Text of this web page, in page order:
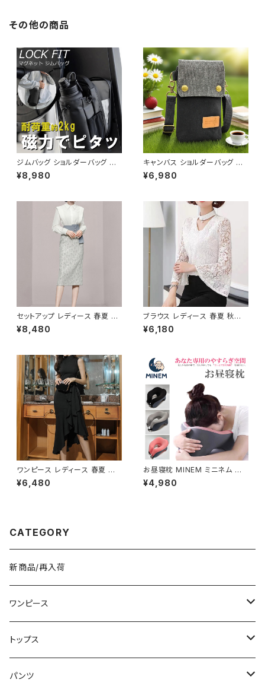
ン バック トラベル 旅行バック か
ばん ママバッグ 大容量 大きめ
A4 B4 カーキ ブラック カレッジ
コーデ カジュアル デイリー デ
ート お出かけ K-B0124
その他の商品
ジムバッグ ショルダーバッグ ボ
ディバッグ マグネット メンズ レ
ディース バッグ ボトルホルダー
トネス 韓国 ファッション オフィ
スカジュアル サッカー バスケ 野
球 運動 散歩 学生 部活 お洒落
磁気 撥水 防水 通勤 通学 男女
兼用 春 夏 秋 冬 春夏 秋冬 大
人 子供 K-B0179
¥8,980
キャンバス ショルダーバッグ ス
マホポーチ ミニバッグ レディー
ス メンズ 斜めがけ カジュアル
め バッグ おしゃれ K-B0232
¥6,980
セットアップ レディース 春夏 秋
冬 春 夏 秋 冬 ブラウス タイトス
カート セット ドレス 長袖 ストラ
ウスシャツ シャツ ミモレ丈スカ
ート ひざ丈スカート ワンピース
風 デート きれいめ 韓国 ファッ
ション ブラック OL オフィスカジ
ュアル 結婚式 パーティー お呼
ばれ 10代 20代 30代 40代 C
-WAW1038
¥8,480
ブラウス レディース 春夏 秋冬
春 夏 秋 冬 白 シャツ トップス
フレアスリーブ チョーカー風 ラ
ホワイト ベージュ ダークグリー
ン コーヒー 韓国 ゆったり シー
スルー チョーカーネック ブラウ
スシャツ 体型カバー 二の腕カバ
ー シンプル シャツブラウス オフ
ィス カジュアル OL 上品 大人 1
0代 20代 30代 40代 C-TSS
0052
¥6,180
ワンピース レディース 春夏 秋
冬 春 夏 秋 冬 黒 ドレス マーメ
イドワンピース ドレスワンピー
ー 10代 20代 30代 40代 C-D
¥6,480
お昼寝枕 MINEM ミニネム 仮
眠枕 うつぶせ枕 ネックピロー
洗える 軽量 通気性 机 デスク
¥4,980
CATEGORY
新商品/再入荷
ワンピース
ミニ/ショート
ミディアム/ミモレ
トップス
Tシャツ/カットソー
パンツ